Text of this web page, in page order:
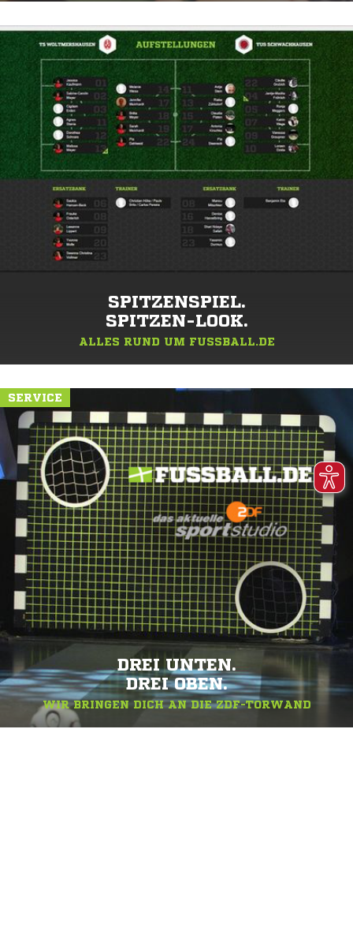
SPITZENSPIEL.
SPITZEN-LOOK.
ALLES RUND UM FUSSBALL.DE
SERVICE
DREI UNTEN.
DREI OBEN.
WIR BRINGEN DICH AN DIE ZDF-TORWAND